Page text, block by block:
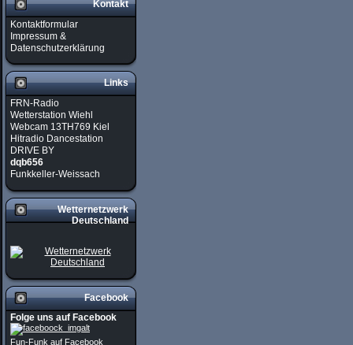
Kontakt
Kontaktformular
Impressum &
Datenschutzerklärung
Links
FRN-Radio
Wetterstation Wiehl
Webcam 13TH769 Kiel
Hitradio Dancestation
DRIVE BY
dqb656
Funkkeller-Weissach
Wetternetzwerk
Deutschland
Facebook
Folge uns auf Facebook
Fun-Funk auf Facebook